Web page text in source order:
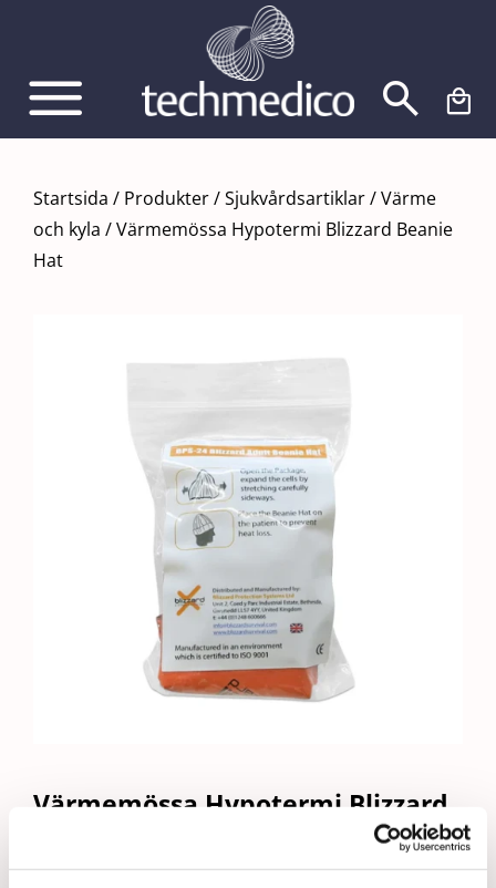
innehållet
Startsida / Produkter/Sjukvårdsartiklar/Värme
och kyla /Värmemössa Hypotermi Blizzard Beanie
Hat
Värmemössa Hypotermi Blizzard